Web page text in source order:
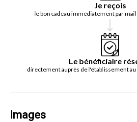
Je reçois
le bon cadeau immédiatement par
Le bénéficiaire
directement auprès de l'établissement
Images